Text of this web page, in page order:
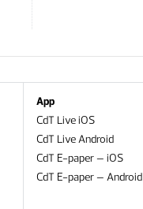
App
CdT Live iOS
CdT Live Android
CdT E-paper – iOS
CdT E-paper – Android